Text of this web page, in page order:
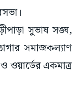
সুভাষ সঙ্ঘ,
সমাজকল্যাণ
ওয়ার্ডের একমাত্র